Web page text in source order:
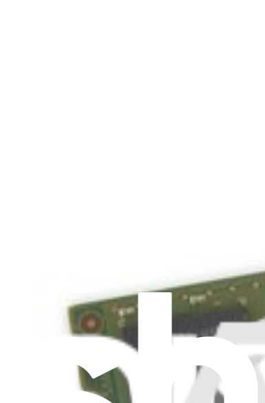
Bandes adhésives iMac Intel 27" (2012-2019)
Bandes adhésives iMac Intel 21,5" (2012-2019)